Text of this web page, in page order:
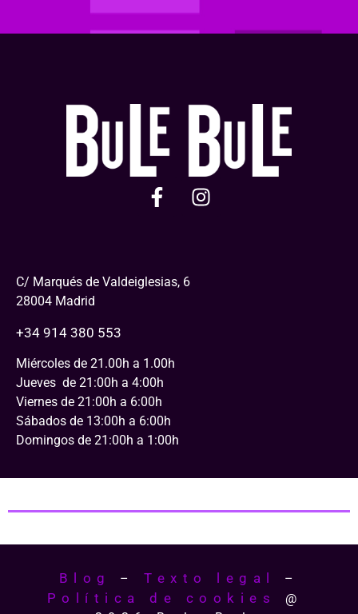
C/ Marqués de Valdeiglesias, 6
28004 Madrid
+34 914 380 553
Miércoles de 21.00h a 1.00h
Jueves de 21:00h a 4:00h
Viernes de 21:00h a 6:00h
Sábados de 13:00h a 6:00h
Domingos de 21:00h a 1:00h
Blog – Texto legal –
Política de cookies
@